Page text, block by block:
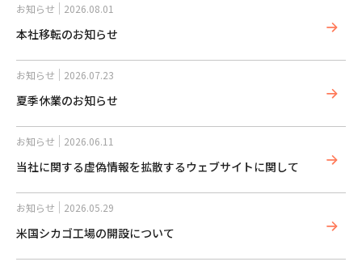
お知らせ 2026.08.01
本社移転のお知らせ
お知らせ 2026.07.23
夏季休業のお知らせ
お知らせ 2026.06.11
当社に関する虚偽情報を拡散するウェブサイトに関して
お知らせ 2026.05.29
米国シカゴ工場の開設について